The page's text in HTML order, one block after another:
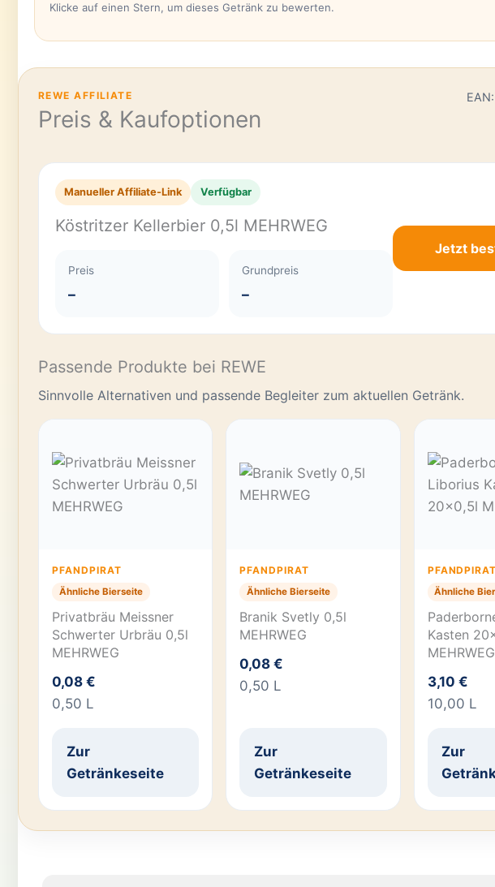
Klicke auf einen Stern, um dieses Getränk zu bewerten.
REWE AFFILIATE
Preis & Kaufoptionen
Manueller Affiliate-Link Verfügbar
Köstritzer Kellerbier 0,5l MEHRWEG
Preis
–
Grundpreis
–
Jetzt
Passende Produkte bei REWE
Sinnvolle Alternativen und passende Begleiter zum aktuellen Getränk.
PFANDPIRAT
Ähnliche Bierseite
Privatbräu Meissner
Schwerter Urbräu 0,5l
MEHRWEG
0,08 €
0,50 L
Zur
Getränkeseite
PFANDPIRAT
Ähnliche Bierseite
Branik Svetly 0,5l
MEHRWEG
0,08 €
0,50 L
Zur
Getränkeseite
Ähnliche
Kasten
MEHRWEG
3,10 €
10,00 L
Zur